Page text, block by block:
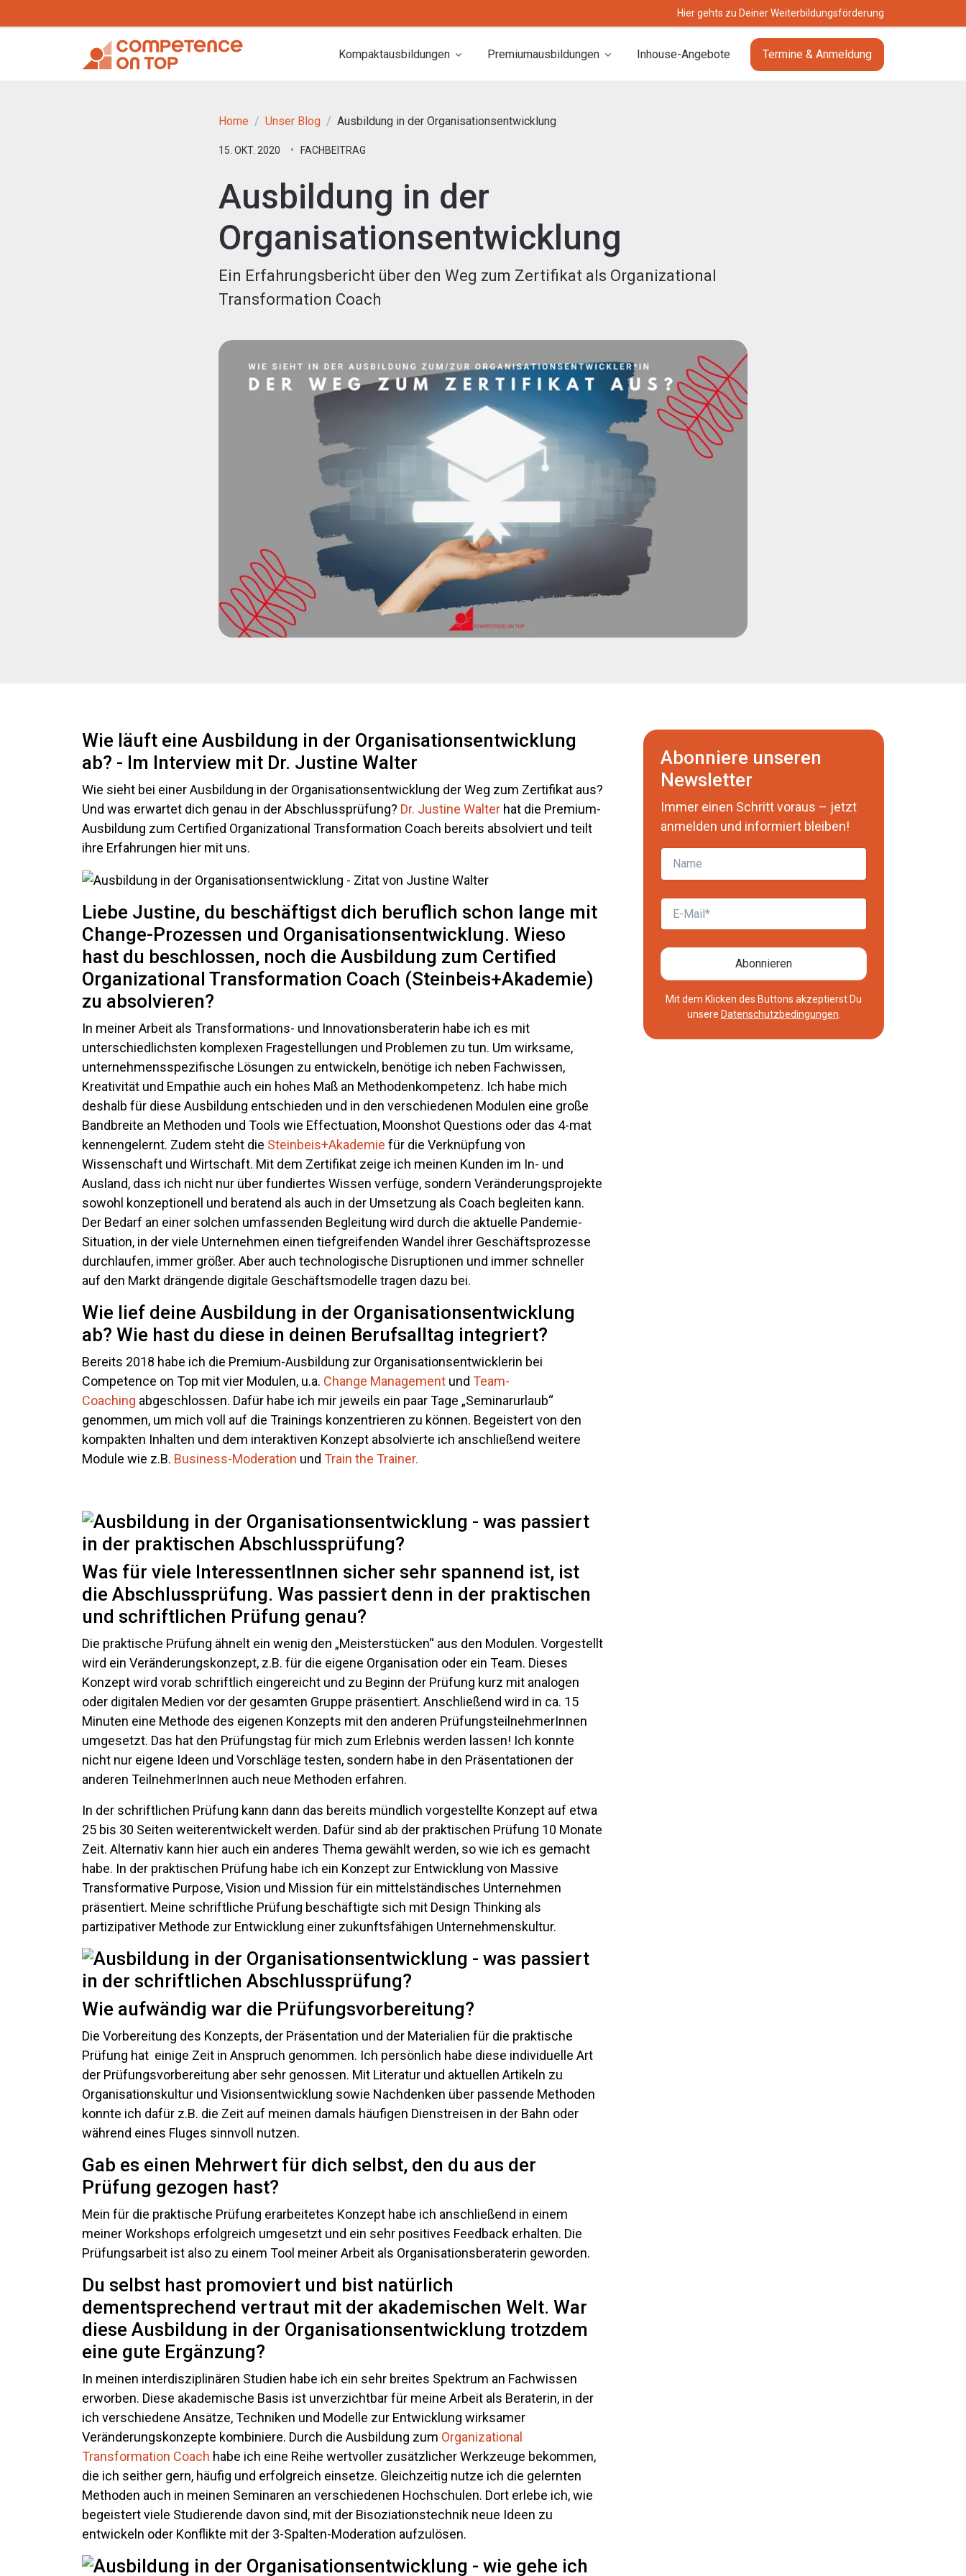
Hier gehts zu Deiner Weiterbildungsförderung
Kompaktausbildungen Premiumausbildungen Inhouse-Angebote Termine & Anmeldung
Home Unser Blog Ausbildung in der Organisationsentwicklung
15. OKT. 2020 FACHBEITRAG
Ausbildung in der
Organisationsentwicklung
Ein Erfahrungsbericht über den Weg zum Zertifikat als Organizational
Transformation Coach
Wie läuft eine Ausbildung in der Organisationsentwicklung
ab? - Im Interview mit Dr. Justine Walter
Wie sieht bei einer Ausbildung in der Organisationsentwicklung der Weg zum Zertifikat aus?
Und was erwartet dich genau in der Abschlussprüfung? Dr. Justine Walter hat die Premium-
Ausbildung zum Certified Organizational Transformation Coach bereits absolviert und teilt
ihre Erfahrungen hier mit uns.
Liebe Justine, du beschäftigst dich beruflich schon lange mit
Change-Prozessen und Organisationsentwicklung. Wieso
hast du beschlossen, noch die Ausbildung zum Certified
Organizational Transformation Coach (Steinbeis+Akademie)
zu absolvieren?
In meiner Arbeit als Transformations- und Innovationsberaterin habe ich es mit
unterschiedlichsten komplexen Fragestellungen und Problemen zu tun. Um wirksame,
unternehmensspezifische Lösungen zu entwickeln, benötige ich neben Fachwissen,
Kreativität und Empathie auch ein hohes Maß an Methodenkompetenz. Ich habe mich
deshalb für diese Ausbildung entschieden und in den verschiedenen Modulen eine große
Bandbreite an Methoden und Tools wie Effectuation, Moonshot Questions oder das 4-mat
kennengelernt. Zudem steht die Steinbeis+Akademie für die Verknüpfung von
Wissenschaft und Wirtschaft. Mit dem Zertifikat zeige ich meinen Kunden im In- und
Ausland, dass ich nicht nur über fundiertes Wissen verfüge, sondern Veränderungsprojekte
sowohl konzeptionell und beratend als auch in der Umsetzung als Coach begleiten kann.
Der Bedarf an einer solchen umfassenden Begleitung wird durch die aktuelle Pandemie-
Situation, in der viele Unternehmen einen tiefgreifenden Wandel ihrer Geschäftsprozesse
durchlaufen, immer größer. Aber auch technologische Disruptionen und immer schneller
auf den Markt drängende digitale Geschäftsmodelle tragen dazu bei.
Wie lief deine Ausbildung in der Organisationsentwicklung
ab? Wie hast du diese in deinen Berufsalltag integriert?
Bereits 2018 habe ich die Premium-Ausbildung zur Organisationsentwicklerin bei
Competence on Top mit vier Modulen, u.a. Change Management und Team-
Coaching abgeschlossen. Dafür habe ich mir jeweils ein paar Tage „Seminarurlaub“
genommen, um mich voll auf die Trainings konzentrieren zu können. Begeistert von den
kompakten Inhalten und dem interaktiven Konzept absolvierte ich anschließend weitere
Module wie z.B. Business-Moderation und Train the Trainer.
Was für viele InteressentInnen sicher sehr spannend ist, ist
die Abschlussprüfung. Was passiert denn in der praktischen
und schriftlichen Prüfung genau?
Die praktische Prüfung ähnelt ein wenig den „Meisterstücken“ aus den Modulen. Vorgestellt
wird ein Veränderungskonzept, z.B. für die eigene Organisation oder ein Team. Dieses
Konzept wird vorab schriftlich eingereicht und zu Beginn der Prüfung kurz mit analogen
oder digitalen Medien vor der gesamten Gruppe präsentiert. Anschließend wird in ca. 15
Minuten eine Methode des eigenen Konzepts mit den anderen PrüfungsteilnehmerInnen
umgesetzt. Das hat den Prüfungstag für mich zum Erlebnis werden lassen! Ich konnte
nicht nur eigene Ideen und Vorschläge testen, sondern habe in den Präsentationen der
anderen TeilnehmerInnen auch neue Methoden erfahren.
In der schriftlichen Prüfung kann dann das bereits mündlich vorgestellte Konzept auf etwa
25 bis 30 Seiten weiterentwickelt werden. Dafür sind ab der praktischen Prüfung 10 Monate
Zeit. Alternativ kann hier auch ein anderes Thema gewählt werden, so wie ich es gemacht
habe. In der praktischen Prüfung habe ich ein Konzept zur Entwicklung von Massive
Transformative Purpose, Vision und Mission für ein mittelständisches Unternehmen
präsentiert. Meine schriftliche Prüfung beschäftigte sich mit Design Thinking als
partizipativer Methode zur Entwicklung einer zukunftsfähigen Unternehmenskultur.
Wie aufwändig war die Prüfungsvorbereitung?
Die Vorbereitung des Konzepts, der Präsentation und der Materialien für die praktische
Prüfung hat einige Zeit in Anspruch genommen. Ich persönlich habe diese individuelle Art
der Prüfungsvorbereitung aber sehr genossen. Mit Literatur und aktuellen Artikeln zu
Organisationskultur und Visionsentwicklung sowie Nachdenken über passende Methoden
konnte ich dafür z.B. die Zeit auf meinen damals häufigen Dienstreisen in der Bahn oder
während eines Fluges sinnvoll nutzen.
Gab es einen Mehrwert für dich selbst, den du aus der
Prüfung gezogen hast?
Mein für die praktische Prüfung erarbeitetes Konzept habe ich anschließend in einem
meiner Workshops erfolgreich umgesetzt und ein sehr positives Feedback erhalten. Die
Prüfungsarbeit ist also zu einem Tool meiner Arbeit als Organisationsberaterin geworden.
Du selbst hast promoviert und bist natürlich
dementsprechend vertraut mit der akademischen Welt. War
diese Ausbildung in der Organisationsentwicklung trotzdem
eine gute Ergänzung?
In meinen interdisziplinären Studien habe ich ein sehr breites Spektrum an Fachwissen
erworben. Diese akademische Basis ist unverzichtbar für meine Arbeit als Beraterin, in der
ich verschiedene Ansätze, Techniken und Modelle zur Entwicklung wirksamer
Veränderungskonzepte kombiniere. Durch die Ausbildung zum Organizational
Transformation Coach habe ich eine Reihe wertvoller zusätzlicher Werkzeuge bekommen,
die ich seither gern, häufig und erfolgreich einsetze. Gleichzeitig nutze ich die gelernten
Methoden auch in meinen Seminaren an verschiedenen Hochschulen. Dort erlebe ich, wie
begeistert viele Studierende davon sind, mit der Bisoziationstechnik neue Ideen zu
entwickeln oder Konflikte mit der 3-Spalten-Moderation aufzulösen.
Abonniere unseren
Newsletter
Immer einen Schritt voraus – jetzt
anmelden und informiert bleiben!
Name
E-Mail
Abonnieren
Mit dem Klicken des Buttons akzeptierst Du
unsere Datenschutzbedingungen